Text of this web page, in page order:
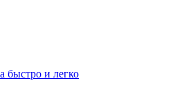
быстро и легко